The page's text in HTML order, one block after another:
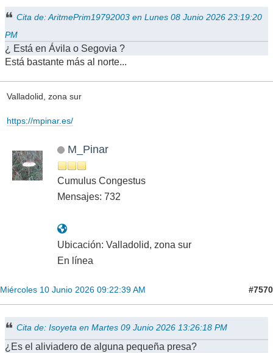
Cita de: AritmePrim19792003 en Lunes 08 Junio 2026 23:19:20
PM
¿ Está en Ávila o Segovia ?
Está bastante más al norte...
Valladolid, zona sur
https://mpinar.es/
M_Pinar
Cumulus Congestus
Mensajes: 732
Ubicación: Valladolid, zona sur
En línea
Miércoles 10 Junio 2026 09:22:39 AM #7570
Cita de: Isoyeta en Martes 09 Junio 2026 13:26:18 PM
¿Es el aliviadero de alguna pequeña presa?